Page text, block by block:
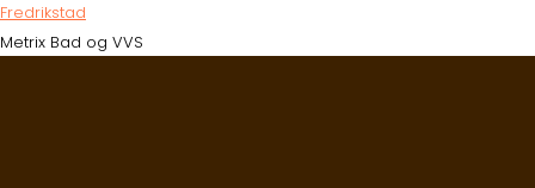
Fredrikstad
Metrix Bad og VVS